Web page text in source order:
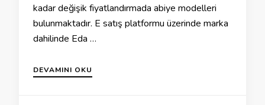
kadar değişik fiyatlandırmada abiye modelleri
bulunmaktadır. E satış platformu üzerinde marka
dahilinde Eda …
DEVAMINI OKU